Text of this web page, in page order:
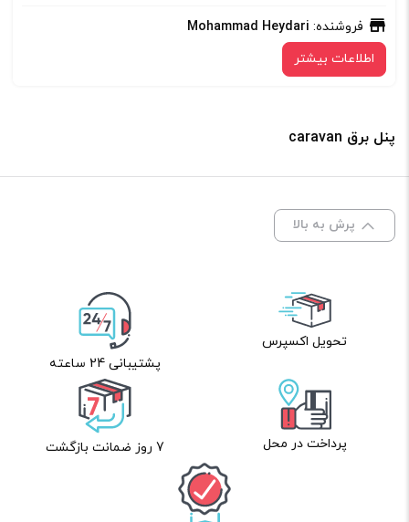
فروشنده: Mohammad Heydari
اطلاعات بیشتر
پنل برق caravan
پرش به بالا
تحویل اکسپرس
پشتیبانی 24 ساعته
پرداخت در محل 7 روز ضمانت بازگشت